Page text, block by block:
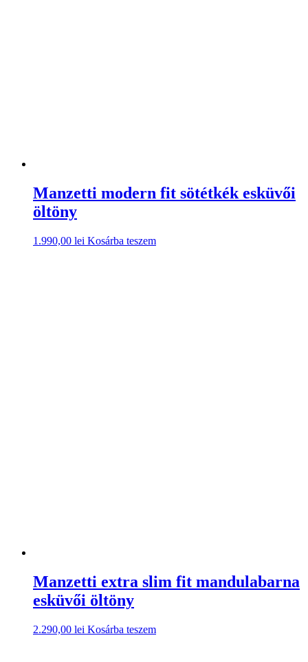
Manzetti modern fit sötétkék esküvői
öltöny
1.990,00 lei Kosárba teszem
Manzetti extra slim fit mandulabarna
esküvői öltöny
2.290,00 lei Kosárba teszem